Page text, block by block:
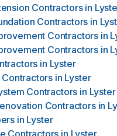
Contractors in
Contractors in
Contractors in
Contractors in
in Lyster
Contractors in Lyster
Contractors in Lyster
Contractors in
in Lyster
Contractors in Lyster